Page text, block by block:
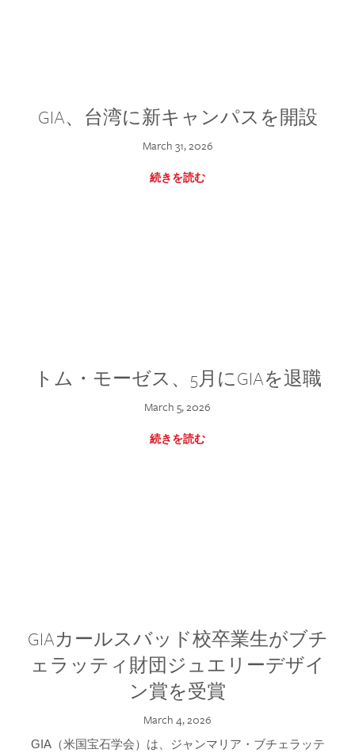
GIA、台湾に新キャンパスを開設
March 31, 2026
続きを読む
トム・モーゼス、5月にGIAを退職
March 5, 2026
続きを読む
GIAカールスバッド校卒業生がブチ
ェラッティ財団ジュエリーデザイ
ン賞を受賞
March 4, 2026
GIA（米国宝石学会）は、ジャンマリア・ブチェラッテ